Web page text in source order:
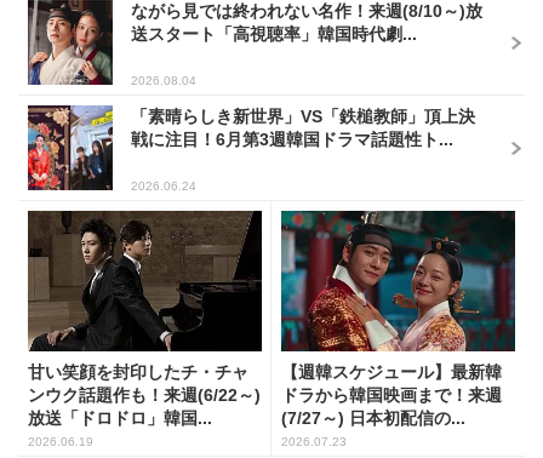
ながら見では終われない名作！来週(8/10～)放
送スタート「高視聴率」韓国時代劇...
2026.08.04
「素晴らしき新世界」VS「鉄槌教師」頂上決
戦に注目！6月第3週韓国ドラマ話題性ト...
2026.06.24
甘い笑顔を封印したチ・チャ
ンウク話題作も！来週(6/22～)
放送「ドロドロ」韓国...
2026.06.19
【週韓スケジュール】最新韓
ドラから韓国映画まで！来週
(7/27～) 日本初配信の...
2026.07.23